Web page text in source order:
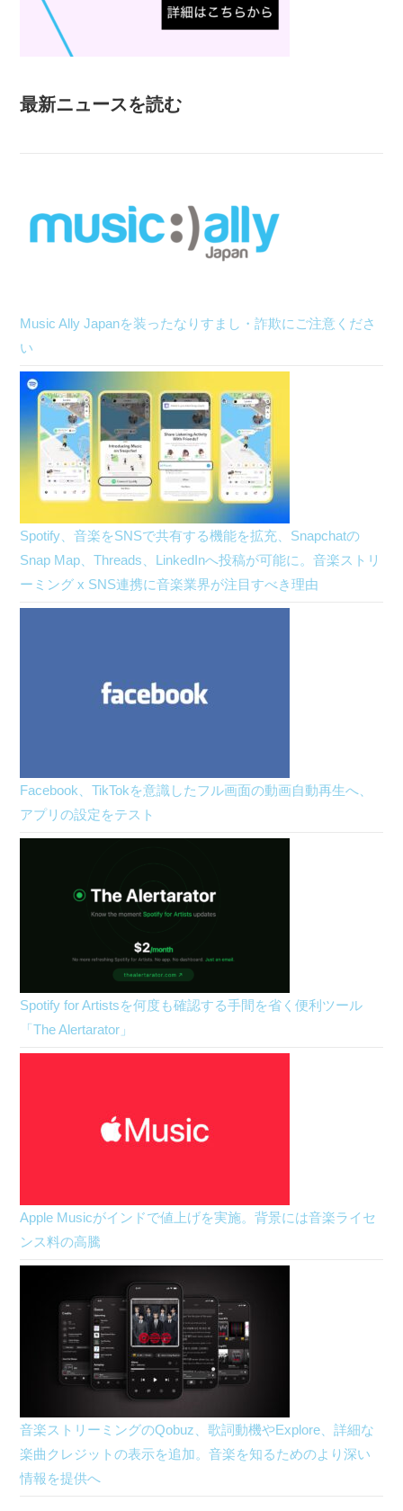
最新ニュースを読む
Music Ally Japanを装ったなりすまし・詐欺にご注意くださ
い
Spotify、音楽をSNSで共有する機能を拡充、Snapchatの
Snap Map、Threads、LinkedInへ投稿が可能に。音楽ストリ
ーミング x SNS連携に音楽業界が注目すべき理由
Facebook、TikTokを意識したフル画面の動画自動再生へ、
アプリの設定をテスト
Spotify for Artistsを何度も確認する手間を省く便利ツール
「The Alertarator」
Apple Musicがインドで値上げを実施。背景には音楽ライセ
ンス料の高騰
音楽ストリーミングのQobuz、歌詞動機やExplore、詳細な
楽曲クレジットの表示を追加。音楽を知るためのより深い
情報を提供へ